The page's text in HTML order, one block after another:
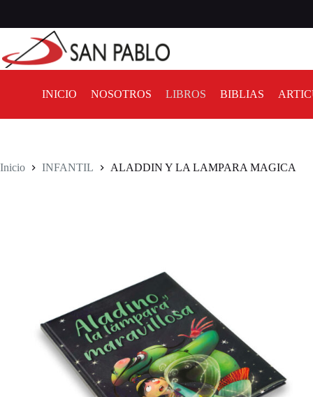
INICIO NOSOTROS LIBROS BIBLIAS
Inicio INFANTIL ALADDIN Y LA LAMPARA MAGICA